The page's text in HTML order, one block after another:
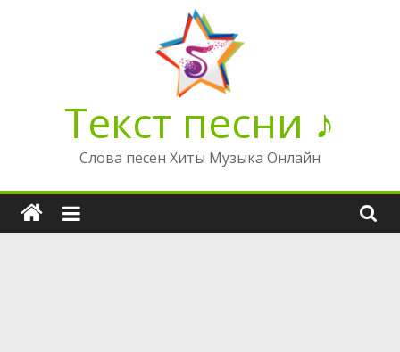
Текст песни ♪
Слова песен Хиты Музыка Онлайн